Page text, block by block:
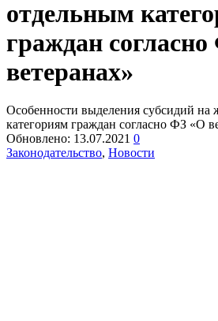
отдельным
граждан
ветеранах»
Особенности выделения субсидий на
категориям граждан согласно ФЗ «О
Обновлено: 13.07.2021 0
Законодательство, Новости